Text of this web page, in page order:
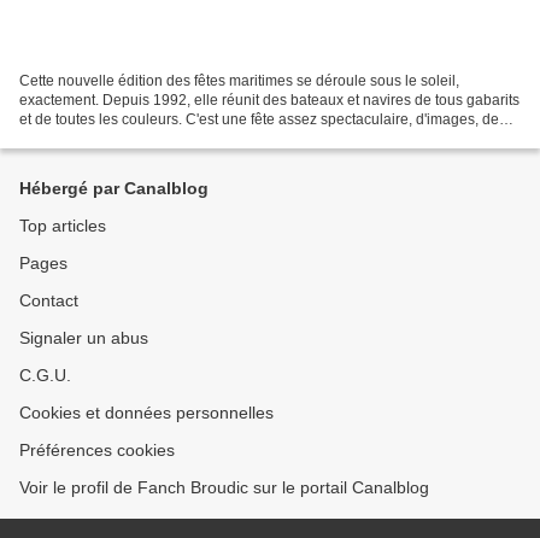
Cette nouvelle édition des fêtes maritimes se déroule sous le soleil,
exactement. Depuis 1992, elle réunit des bateaux et navires de tous gabarits
et de toutes les couleurs. C'est une fête assez spectaculaire, d'images, de
Hébergé par Canalblog
Top articles
Pages
Contact
Signaler un abus
C.G.U.
Cookies et données personnelles
Préférences cookies
Voir le profil de Fanch Broudic sur le portail Canalblog